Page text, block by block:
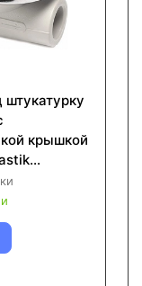
штукатурку
крышкой